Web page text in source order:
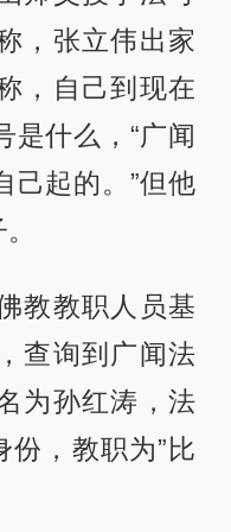
，张立伟出家
，自己到现在
是什么，“广闻
己起的。”但他
教教职人员基
查询到广闻法
为孙红涛，法
份，教职为”比